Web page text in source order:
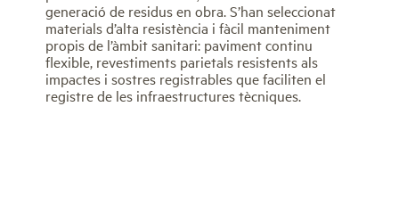
generació de residus en obra. S’han seleccionat
materials d’alta resistència i fàcil manteniment
propis de l’àmbit sanitari: paviment continu
flexible, revestiments parietals resistents als
impactes i sostres registrables que faciliten el
registre de les infraestructures tècniques.